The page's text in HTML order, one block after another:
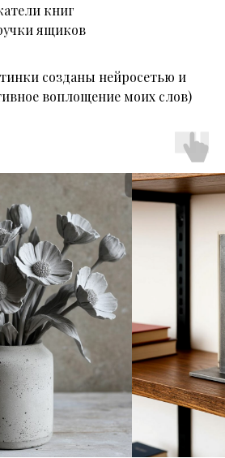
книг
ящиков
созданы нейросетью и
воплощение моих слов)